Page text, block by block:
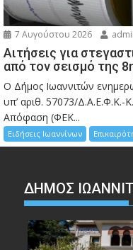
7 Αυγούστου 2026
Αιτήσεις για
από τον σεισμό της
Ο Δήμος Ιωαννιτών
υπ’ αριθ. 57073/Δ.Α.Ε.Φ.Κ.-
Απόφαση (ΦΕΚ...
Ειδήσεις Ιωαννίνων
ΔΗΜΟΣ